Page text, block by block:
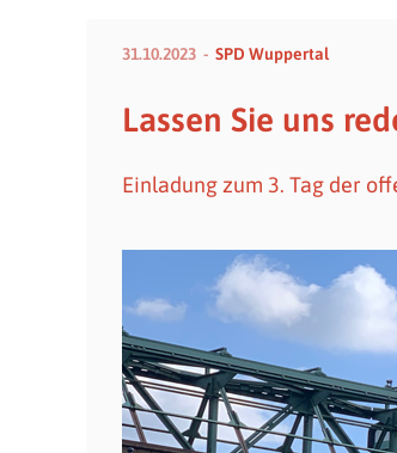
31.10.2023 SPD Wuppertal
Lassen Sie uns
Einladung zum 3. Tag der